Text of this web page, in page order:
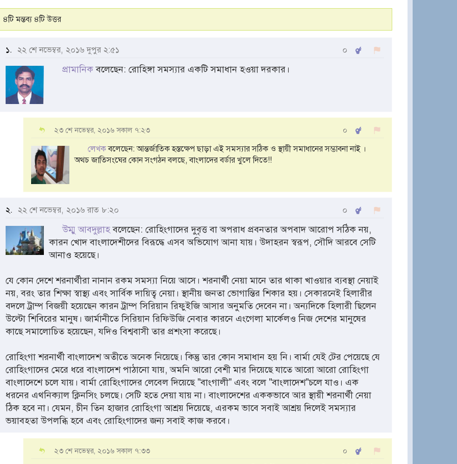
৪টি মন্তব্য ৪টি উত্তর
১. ২২ শে নভেম্বর, ২০১৬ দুপুর ২:৫১ ০
প্রামানিকবলেছেন: রোহিঙ্গা সমস্যার একটি সমাধান হওয়া দরকার।
২৩ শে নভেম্বর, ২০১৬ সকাল ৭:২৩ ০
লেখকবলেছেন: আন্তর্জাতিক হস্তক্ষেপ ছাড়া এই সমস্যার সঠিক ও স্থায়ী সমাধানের সম্ভাবনা নাই ।
অথচ জাতিসংঘের কোন সংগঠন বলছে, বাংলাদের বর্ডার খুলে দিতে!!
২. ২২ শে নভেম্বর, ২০১৬ রাত ৮:২০ ০
উম্মু আবদুল্লাহবলেছেন: রোহিংগাদের দুবৃত্ত বা অপরাধ প্রবনতার অপবাদ আরোপ সঠিক নয়,
কারন খোদ বাংলাদেশীদের বিরূদ্ধে এসব অভিযোগ আনা যায়। উদাহরন স্বরূপ, সৌদি আরবে সেটি
আনাও হয়েছে।
যে কোন দেশে শরনার্থীরা নানান রকম সমস্যা নিয়ে আসে। শরনার্থী নেয়া মানে তার থাকা খাওয়ার ব্যবস্থা নেয়াই
নয়, বরং তার শিক্ষা স্বাস্থ্য এবং সার্বিক দায়িত্ব নেয়া। স্থানীয় জনতা ভোগান্তির শিকার হয়। সেকারনেই হিলারীর
বদলে ট্রাম্প বিজয়ী হয়েছেন কারন ট্রাম্প সিরিয়ান রিফুইজি আসার অনুমতি দেবেন না। অন্যদিকে হিলারী ছিলেন
উল্টো শিবিরের মানুষ। জার্মানীতে সিরিয়ান রিফিউজি নেবার কারনে এংগেলা মার্কেলও নিজ দেশের মানুষের
কাছে সমালোচিত হয়েছেন, যদিও বিশ্ববাসী তার প্রশংসা করেছে।
রোহিংগা শরনার্থী বাংলাদেশ অতীতে অনেক নিয়েছে। কিন্তু তার কোন সমাধান হয় নি। বার্মা যেই টের পেয়েছে যে
রোহিংগাদের মেরে ধরে বাংলাদেশ পাঠানো যায়, অমনি আরো বেশী মার দিয়েছে যাতে আরো আরো রোহিংগা
বাংলাদেশে চলে যায়। বার্মা রোহিংগাদের লেবেল দিয়েছে "বাংগালী" এবং বলে "বাংলাদেশ"চলে যাও। এক
ধরনের এথনিক্যাল ক্লিনসিং চলছে। সেটি হতে দেয়া যায় না। বাংলাদেশের এককভাবে আর স্থায়ী শরনার্থী নেয়া
ঠিক হবে না। যেমন, চীন তিন হাজার রোহিংগা আশ্রয় দিয়েছে, এরকম ভাবে সবাই আশ্রয় দিলেই সমস্যার
ভয়াবহতা উপলব্ধি হবে এবং রোহিংগাদের জন্য সবাই কাজ করবে।
২৩ শে নভেম্বর, ২০১৬ সকাল ৭:৩৩ ০